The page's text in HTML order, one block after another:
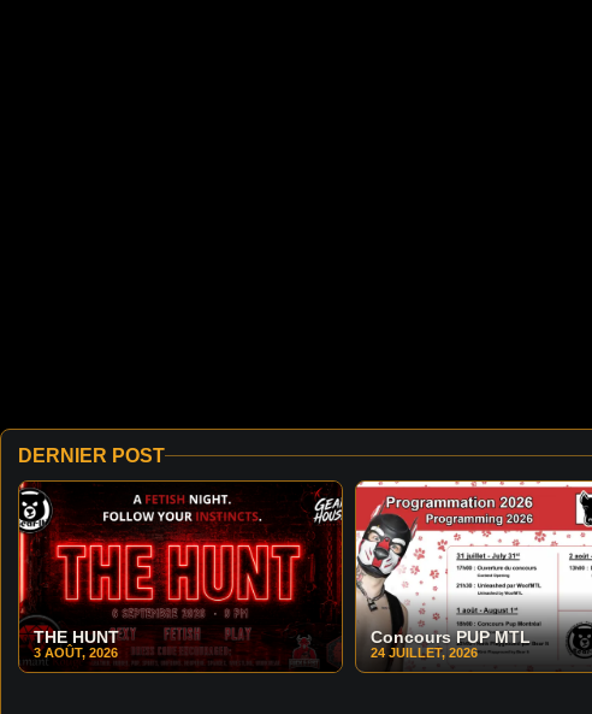
DERNIER POST
THE HUNT
3 AOÛT, 2026
Concours PUP MTL
24 JUILLET, 2026